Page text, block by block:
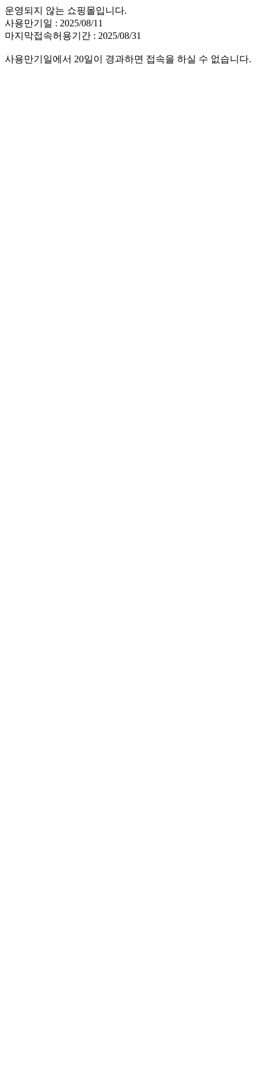
운영되지 않는 쇼핑몰입니다.
사용만기일 : 2025/08/11
마지막접속허용기간 : 2025/08/31
사용만기일에서 20일이 경과하면 접속을 하실 수 없습니다.